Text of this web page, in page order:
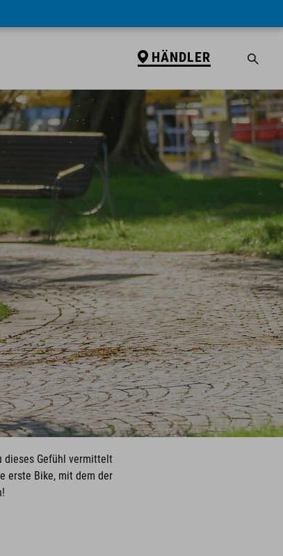
HÄNDLER
dieses Gefühl vermittelt
erste Bike, mit dem der